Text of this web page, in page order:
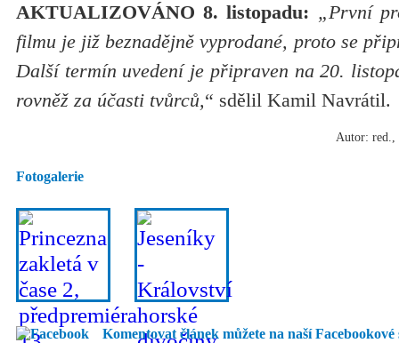
AKTUALIZOVÁNO 8. listopadu: „První
filmu je již beznadějně vyprodané, proto se
Další termín uvedení je připraven na 20.
rovněž za účasti tvůrců,“ sdělil Kamil Navrátil.
Autor:
Fotogalerie
Komentovat článek můžete na naší Facebookové